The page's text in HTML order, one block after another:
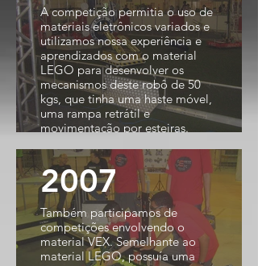
A competição permitia o uso de
materiais eletrônicos variados e
utilizamos nossa experiência e
aprendizados com o material
LEGO para desenvolver os
mecanismos deste robô de 50
kgs, que tinha uma haste móvel,
uma rampa retrátil e
movimentação por esteiras.
2007
Também participamos de
competições envolvendo o
material VEX. Semelhante ao
material LEGO, possuía uma